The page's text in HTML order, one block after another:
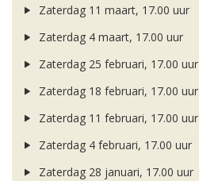
Zaterdag 11 maart, 17.00 uur
Zaterdag 4 maart, 17.00 uur
Zaterdag 25 februari, 17.00 uur
Zaterdag 18 februari, 17.00 uur
Zaterdag 11 februari, 17.00 uur
Zaterdag 4 februari, 17.00 uur
Zaterdag 28 januari, 17.00 uur